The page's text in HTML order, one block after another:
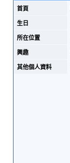
首頁
生日
所在位置
興趣
其他個人資料